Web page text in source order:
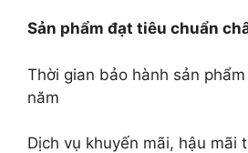
Sản phẩm đạt tiêu chuẩn
Thời gian bảo hành sản
năm
Dịch vụ khuyến mãi, hậu mãi